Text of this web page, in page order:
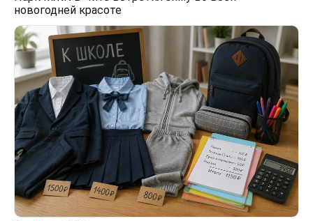
новогодней красоте